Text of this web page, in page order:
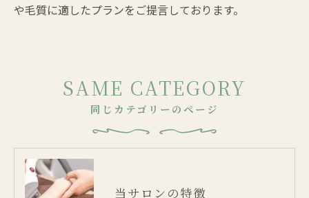
や毛質に適したプランをご提言しております。
同じカテゴリーのページ
SAME CATEGORY
当サロンの特徴